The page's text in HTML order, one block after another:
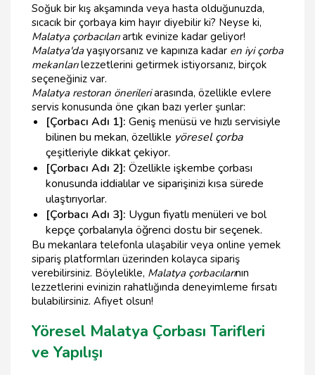
Soğuk bir kış akşamında veya hasta olduğunuzda,
sıcacık bir çorbaya kim hayır diyebilir ki? Neyse ki,
Malatya çorbacılarıartık evinize kadar geliyor!
Malatya'dayaşıyorsanız ve kapınıza kadar en iyi çorba
mekanlarılezzetlerini getirmek istiyorsanız, birçok
seçeneğiniz var.
Malatya restoran önerileriarasında, özellikle evlere
servis konusunda öne çıkan bazı yerler şunlar:
[Çorbacı Adı 1]: Geniş menüsü ve hızlı servisiyle
bilinen bu mekan, özellikle yöresel çorba
çeşitleriyle dikkat çekiyor.
[Çorbacı Adı 2]: Özellikle işkembe çorbası
konusunda iddialılar ve siparişinizi kısa sürede
ulaştırıyorlar.
[Çorbacı Adı 3]: Uygun fiyatlı menüleri ve bol
kepçe çorbalarıyla öğrenci dostu bir seçenek.
Bu mekanlara telefonla ulaşabilir veya online yemek
sipariş platformları üzerinden kolayca sipariş
verebilirsiniz. Böylelikle, Malatya çorbacılarının
lezzetlerini evinizin rahatlığında deneyimleme fırsatı
bulabilirsiniz. Afiyet olsun!
Yöresel Malatya Çorbası Tarifleri
ve Yapılışı